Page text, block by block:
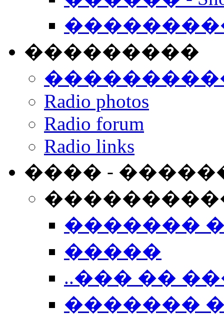
���������
Radio photos
Radio forum
Radio links
���� -
�������
�����
..��� ��
�������